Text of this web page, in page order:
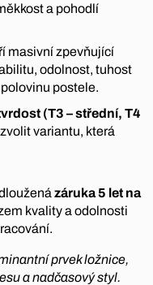
a pohodlí
masivní zpevňující
odolnost, tuhost
postele.
(T3 – střední, T4
variantu, která
záruka 5 let na
kvality a odolnosti
prvek ložnice,
a nadčasový styl.